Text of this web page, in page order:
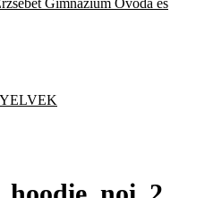
Gimnázium Óvoda és